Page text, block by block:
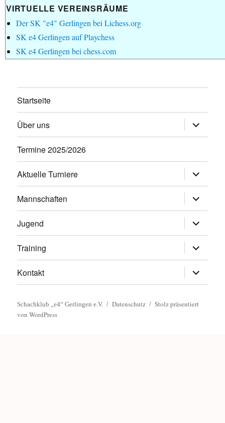
VIRTUELLE VEREINSRÄUME
Der SK "e4" Gerlingen bei Lichess.org
SK e4 Gerlingen auf Playchess
SK e4 Gerlingen bei chess.com
Startseite
Über uns
öffnen
Termine 2025/2026
Aktuelle Turniere
öffnen
Mannschaften
öffnen
Jugend
öffnen
Training
öffnen
Kontakt
öffnen
Schachklub „e4“ Gerlingen e.V. Datenschutz
Stolz präsentiert
von WordPress